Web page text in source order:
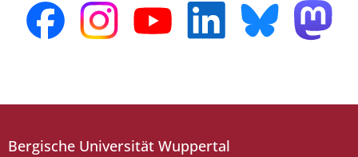
Bergische Universität Wuppertal